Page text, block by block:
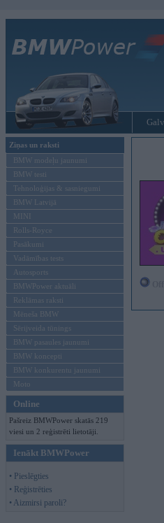
Ziņas un raksti
BMW modeļu jaunumi
BMW testi
Tehnoloģijas & sasniegumi
BMW Latvijā
MINI
Rolls-Royce
Pasākumi
Vadāmības tests
Autosports
BMWPower aktuāli
Reklāmas raksti
Mēneša BMW
Sērijveida tūnings
BMW pasaules jaunumi
BMW koncepti
BMW konkurentu jaunumi
Moto
Online
Pašreiz BMWPower skatās 219
viesi un 2 reģistrēti lietotāji.
Ienākt BMWPower
• Pieslēgties
• Reģistrēties
• Aizmirsi paroli?